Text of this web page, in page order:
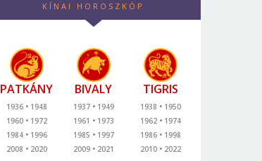
KÍNAI HOROSZKÓP
PATKÁNY
1936
1948
1960
1972
1984
1996
2008
2020
BIVALY
1937
1949
1961
1973
1985
1997
2009
2021
TIGRIS
1938
1950
1962
1974
1986
1998
2010
2022